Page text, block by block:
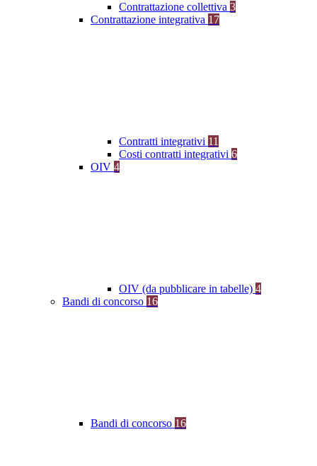
Contrattazione collettiva 3
Contrattazione integrativa 17
Contratti integrativi 11
Costi contratti integrativi 6
OIV 4
OIV (da pubblicare in tabelle) 4
Bandi di concorso 16
Bandi di concorso 16